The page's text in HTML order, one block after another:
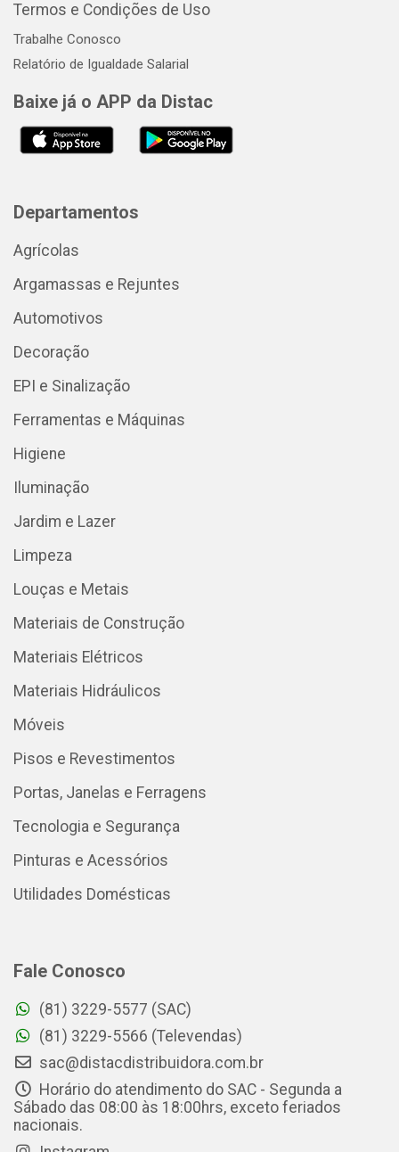
Termos e Condições de Uso
Trabalhe Conosco
Relatório de Igualdade Salarial
Baixe já o APP da Distac
Departamentos
Agrícolas
Argamassas e Rejuntes
Automotivos
Decoração
EPI e Sinalização
Ferramentas e Máquinas
Higiene
Iluminação
Jardim e Lazer
Limpeza
Louças e Metais
Materiais de Construção
Materiais Elétricos
Materiais Hidráulicos
Móveis
Pisos e Revestimentos
Portas, Janelas e Ferragens
Tecnologia e Segurança
Pinturas e Acessórios
Utilidades Domésticas
Fale Conosco
(81) 3229-5577 (SAC)
(81) 3229-5566 (Televendas)
sac@distacdistribuidora.com.br
Horário do atendimento do SAC - Segunda a
Sábado das 08:00 às 18:00hrs, exceto feriados
nacionais.